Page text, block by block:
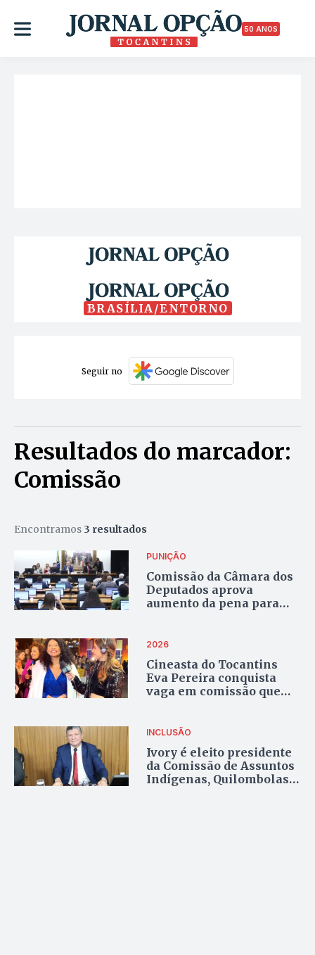
50 ANOS
BRASÍLIA/ENTORNO
Seguir no
Resultados do marcador:
Comissão
Encontramos 3 resultados
PUNIÇÃO
Comissão da Câmara dos
Deputados aprova
aumento da pena para
internet
2026
Cineasta do Tocantins
Eva Pereira conquista
vaga em comissão que
INCLUSÃO
Ivory é eleito presidente
da Comissão de Assuntos
Indígenas, Quilombolas e